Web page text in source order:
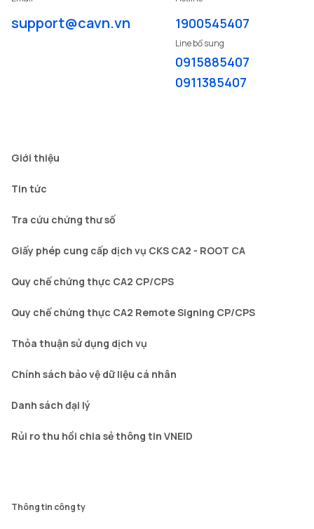
support@cavn.vn 1900545407
Line bổ sung
0915885407
0911385407
Giới thiệu
Tin tức
Tra cứu chứng thư số
Giấy phép cung cấp dịch vụ CKS CA2 - ROOT CA
Quy chế chứng thực CA2 CP/CPS
Quy chế chứng thực CA2 Remote Signing CP/CPS
Thỏa thuận sử dụng dịch vụ
Chính sách bảo vệ dữ liệu cá nhân
Danh sách đại lý
Rủi ro thu hồi chia sẻ thông tin VNEID
Thông tin công ty